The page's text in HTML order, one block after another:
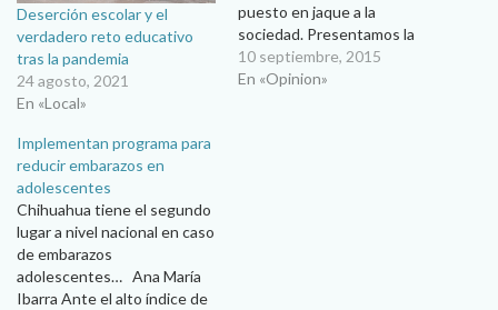
Deserción escolar y el
verdadero reto educativo
tras la pandemia
24 agosto, 2021
En «Local»
puesto en jaque a la
sociedad. Presentamos la
entrevista con el psicólogo
Juan Jesús Hernández sobre
10 septiembre, 2015
En «Opinion»
Implementan programa para
reducir embarazos en
adolescentes
Chihuahua tiene el segundo
lugar a nivel nacional en caso
de embarazos
adolescentes… Ana María
Ibarra Ante el alto índice de